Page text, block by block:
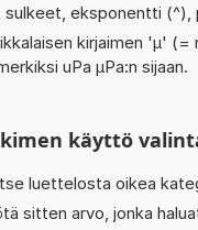
sulkeet, eksponentti (^),
kirjaimen 'µ' (=
uPa µPa:n sijaan.
käyttö
luettelosta oikea
sitten arvo, jonka